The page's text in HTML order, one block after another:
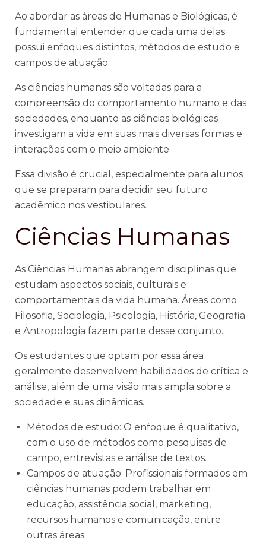
Ao abordar as áreas de Humanas e Biológicas, é
fundamental entender que cada uma delas
possui enfoques distintos, métodos de estudo e
campos de atuação.
As ciências humanas são voltadas para a
compreensão do comportamento humano e das
sociedades, enquanto as ciências biológicas
investigam a vida em suas mais diversas formas e
interações com o meio ambiente.
Essa divisão é crucial, especialmente para alunos
que se preparam para decidir seu futuro
acadêmico nos vestibulares.
Ciências Humanas
As Ciências Humanas abrangem disciplinas que
estudam aspectos sociais, culturais e
comportamentais da vida humana. Áreas como
Filosofia, Sociologia, Psicologia, História, Geografia
e Antropologia fazem parte desse conjunto.
Os estudantes que optam por essa área
geralmente desenvolvem habilidades de crítica e
análise, além de uma visão mais ampla sobre a
sociedade e suas dinâmicas.
Métodos de estudo: O enfoque é qualitativo,
com o uso de métodos como pesquisas de
campo, entrevistas e análise de textos.
Campos de atuação: Profissionais formados em
ciências humanas podem trabalhar em
educação, assistência social, marketing,
recursos humanos e comunicação, entre
outras áreas.